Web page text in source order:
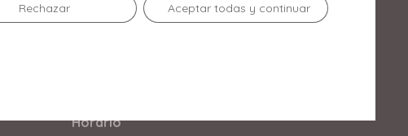
Horario
Aceptar todas y continuar
Rechazar